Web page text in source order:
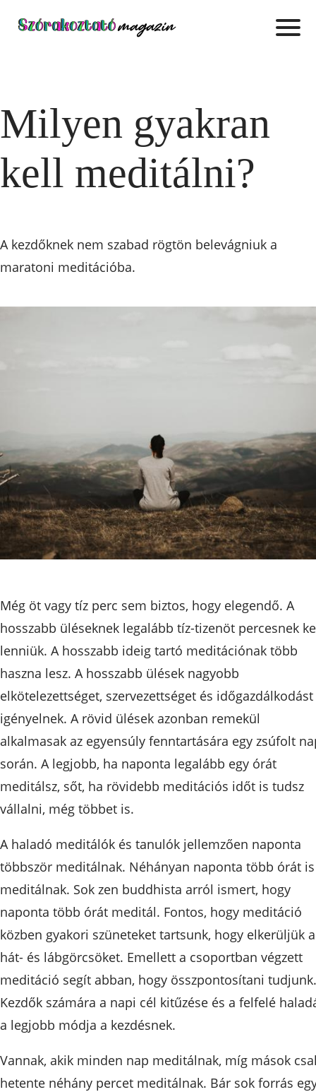
Milyen gyakran
kell meditálni?
A kezdőknek nem szabad rögtön belevágniuk a
maratoni meditációba.
Még öt vagy tíz perc sem biztos, hogy elegendő. A
hosszabb üléseknek legalább tíz-tizenöt percesnek
lenniük. A hosszabb ideig tartó meditációnak több
haszna lesz. A hosszabb ülések nagyobb
elkötelezettséget, szervezettséget és időgazdálkodást
igényelnek. A rövid ülések azonban remekül
alkalmasak az egyensúly fenntartására egy zsúfolt
során. A legjobb, ha naponta legalább egy órát
meditálsz, sőt, ha rövidebb meditációs időt is tudsz
vállalni, még többet is.
A haladó meditálók és tanulók jellemzően naponta
többször meditálnak. Néhányan naponta több órát is
meditálnak. Sok zen buddhista arról ismert, hogy
naponta több órát meditál. Fontos, hogy meditáció
közben gyakori szüneteket tartsunk, hogy elkerüljük a
hát- és lábgörcsöket. Emellett a csoportban végzett
meditáció segít abban, hogy összpontosítani tudjunk.
Kezdők számára a napi cél kitűzése és a felfelé
a legjobb módja a kezdésnek.
Vannak, akik minden nap meditálnak, míg mások
hetente néhány percet meditálnak. Bár sok forrás